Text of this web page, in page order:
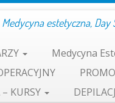
Medycyna estetyczna,
Medycyna
KURSY